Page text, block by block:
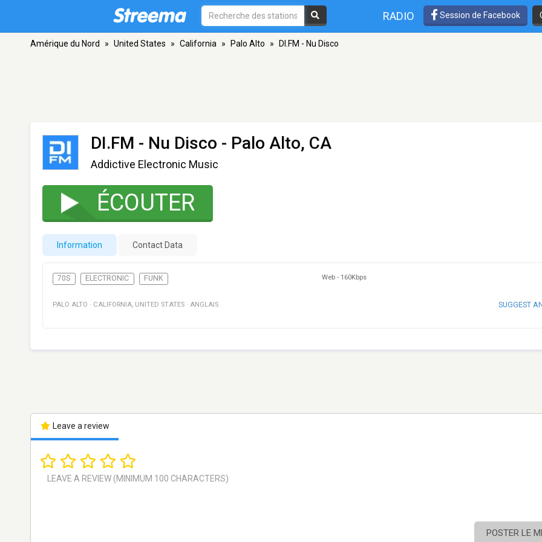
RADIO Session de Facebook
Amérique du Nord » United States » California » Palo Alto » DI.FM - Nu Disco
DI.FM - Nu Disco - Palo Alto, CA
Addictive Electronic Music
ÉCOUTER
Information Contact Data
70S ELECTRONIC FUNK Web - 160Kbps
PALO ALTO · CALIFORNIA, UNITED STATES · ANGLAIS SUGGEST
Leave a review
POSTER LE